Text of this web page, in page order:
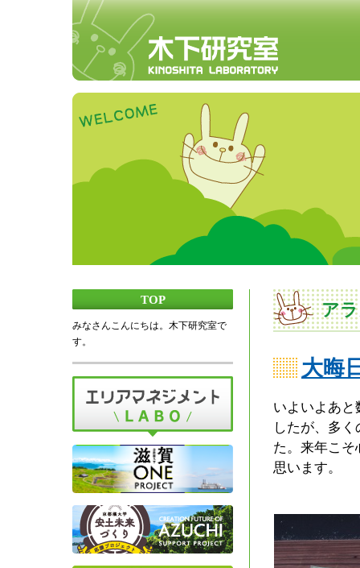
TOP
みなさんこんにちは。木下研究室で
す。
ア
大晦
いよいよあと
したが、多
た。来年こ
思います。